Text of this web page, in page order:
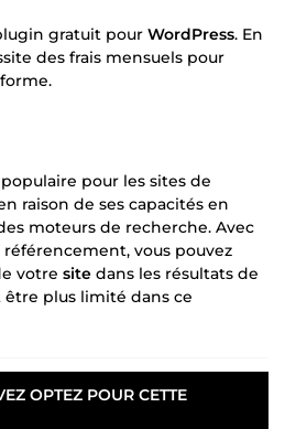
gratuit pour WordPress. En
des frais mensuels pour
pour les sites de
raison de ses capacités en
moteurs de recherche. Avec
vous pouvez
votre site dans les résultats de
être plus limité dans ce
OPTEZ POUR CETTE